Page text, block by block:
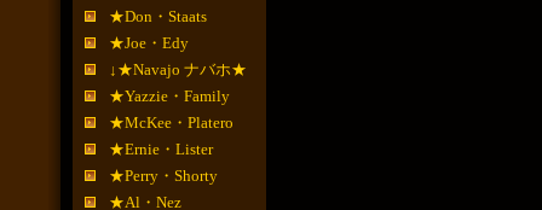
★Don・Staats
★Joe・Edy
↓★Navajo ナバホ★
★Yazzie・Family
★McKee・Platero
★Ernie・Lister
★Perry・Shorty
★Al・Nez